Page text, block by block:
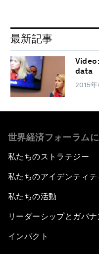
最新記事
data
2015
世界経済フォーラム
私たちのストラテジー
私たちのアイデンティテ
私たちの活動
リーダーシップとガバナ
インパクト